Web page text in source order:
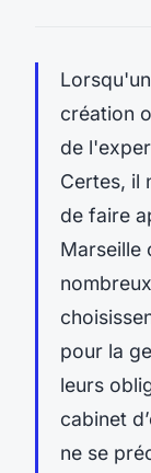
création
de
Certes, il
de faire
Marseille
pour la
leurs
cabinet
ne se